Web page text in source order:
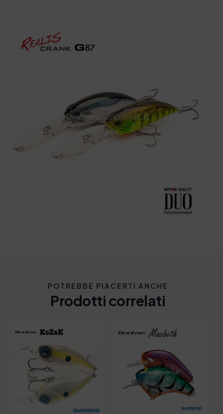
POTREBBE PIACERTI ANCHE
Prodotti correlati